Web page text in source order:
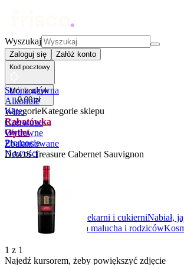
Wyszukaj
Zaloguj się Załóż konto
Kod pocztowy
Mój koszyk
0,00 zł
KategorieKategorie sklepu
Rabatówka
Outlet
Promocje
Nowości
Warzywa i owoce Z piekarni i cukierniNabiał,
prezentowe
Napoje Dla malucha i rodziców
Strona główna
Alkohole
Wino
Czerwone
Wytrawne
Zbalansowane
DAOS Treasure Cabernet Sauvignon
1 z 1
Najedź kursorem, żeby powiększyć zdjęcie